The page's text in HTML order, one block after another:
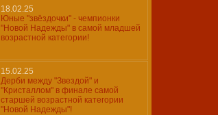
18.02.25
Юные "звёздочки" - чемпионки
"Новой Надежды" в самой младшей
возрастной категории!
15.02.25
Дерби между "Звездой" и
"Кристаллом" в финале самой
старшей возрастной категории
"Новой Надежды"!